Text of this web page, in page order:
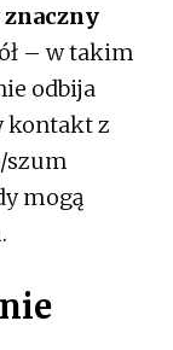
– w takim
odbija
kontakt z
szum
mogą